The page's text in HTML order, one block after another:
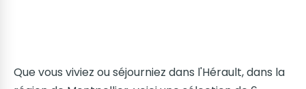
Que vous viviez ou séjourniez dans l'Hérault, dans la